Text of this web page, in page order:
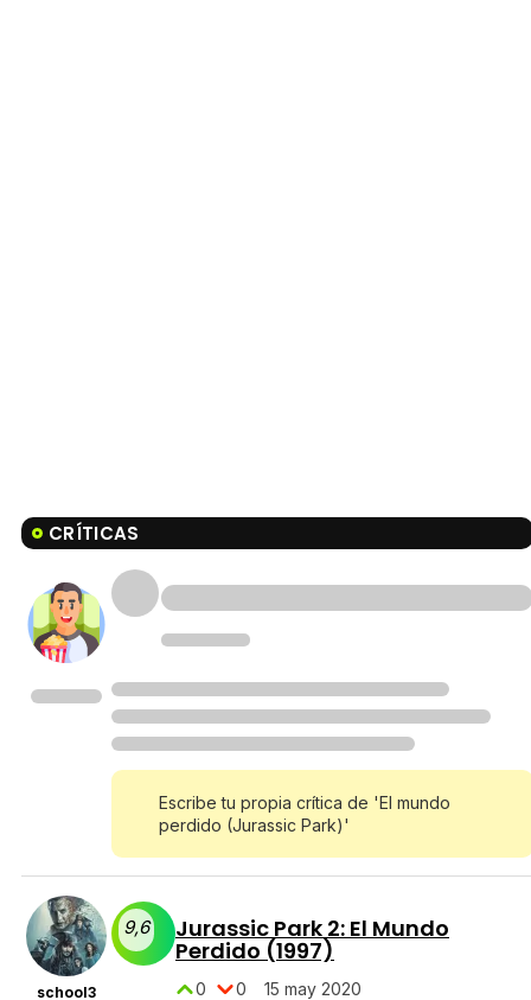
CRÍTICAS
Escribe tu propia crítica de 'El mundo
perdido (Jurassic Park)'
school3
9,6 Jurassic Park 2: El Mundo
Perdido (1997)
0 0 15 may 2020